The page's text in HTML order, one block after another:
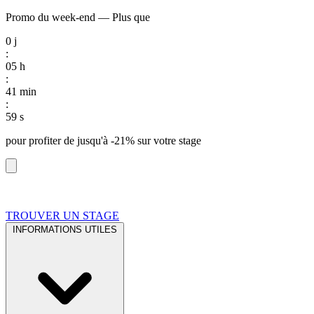
Promo du week-end — Plus que
0 j
:
05 h
:
41 min
:
58 s
pour profiter de jusqu'à -21% sur votre stage
TROUVER UN STAGE
INFORMATIONS UTILES